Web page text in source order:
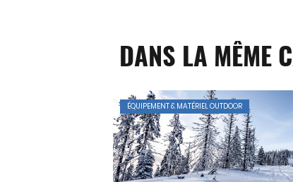
DANS LA MÊME
ÉQUIPEMENT & MATÉRIEL OUTDOOR